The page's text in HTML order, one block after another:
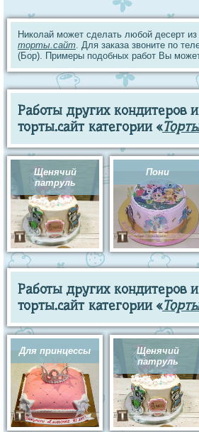
Николай может сделать любой десерт из
торты.сайт. Для заказа звоните по
(Бор). Примеры подобных работ Вы
Работы других кондитеров
торты.сайт категории «
Щенячий
патруль
Пони
Работы других кондитеров
торты.сайт категории «
Для принцессы
Щенячий
патруль